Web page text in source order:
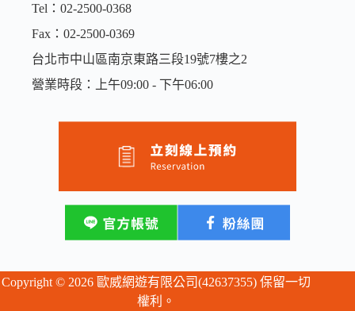
Tel：02-2500-0368
Fax：02-2500-0369
台北市中山區南京東路三段19號7樓之2
營業時段：上午09:00 - 下午06:00
Copyright © 2026 歐威網遊有限公司(42637355) 保留一切
權利。